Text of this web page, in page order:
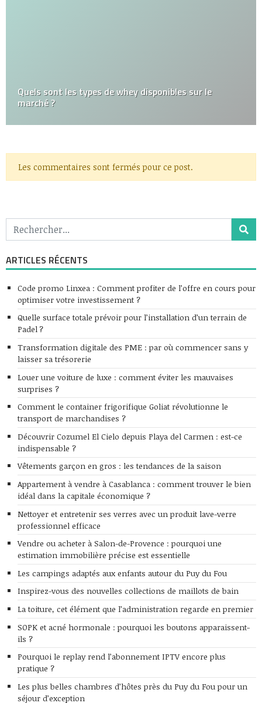
Quels sont les types de whey disponibles sur le
marché ?
Les commentaires sont fermés pour ce post.
ARTICLES RÉCENTS
Code promo Linxea : Comment profiter de l’offre en cours pour
optimiser votre investissement ?
Quelle surface totale prévoir pour l’installation d’un terrain de
Padel ?
Transformation digitale des PME : par où commencer sans y
laisser sa trésorerie
Louer une voiture de luxe : comment éviter les mauvaises
surprises ?
Comment le container frigorifique Goliat révolutionne le
transport de marchandises ?
Découvrir Cozumel El Cielo depuis Playa del Carmen : est-ce
indispensable ?
Vêtements garçon en gros : les tendances de la saison
Appartement à vendre à Casablanca : comment trouver le bien
idéal dans la capitale économique ?
Nettoyer et entretenir ses verres avec un produit lave-verre
professionnel efficace
Vendre ou acheter à Salon-de-Provence : pourquoi une
estimation immobilière précise est essentielle
Les campings adaptés aux enfants autour du Puy du Fou
Inspirez-vous des nouvelles collections de maillots de bain
La toiture, cet élément que l’administration regarde en premier
SOPK et acné hormonale : pourquoi les boutons apparaissent-
ils ?
Pourquoi le replay rend l’abonnement IPTV encore plus
pratique ?
Les plus belles chambres d’hôtes près du Puy du Fou pour un
séjour d’exception